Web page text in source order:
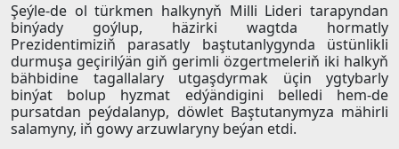
Şeýle-de ol türkmen halkynyň Milli Lideri tarapyndan
binýady goýlup, häzirki wagtda hormatly
Prezidentimiziň parasatly baştutanlygynda üstünlikli
durmuşa geçirilýän giň gerimli özgertmeleriň iki halkyň
bähbidine tagallalary utgaşdyrmak üçin ygtybarly
binýat bolup hyzmat edýändigini belledi hem-de
pursatdan peýdalanyp, döwlet Baştutanymyza mähirli
salamyny, iň gowy arzuwlaryny beýan etdi.